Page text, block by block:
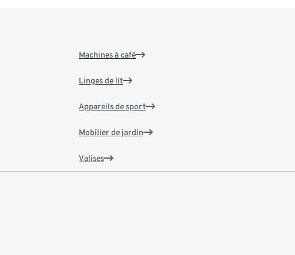
Machines à café
Linges de lit
Appareils de sport
Mobilier de jardin
Valises